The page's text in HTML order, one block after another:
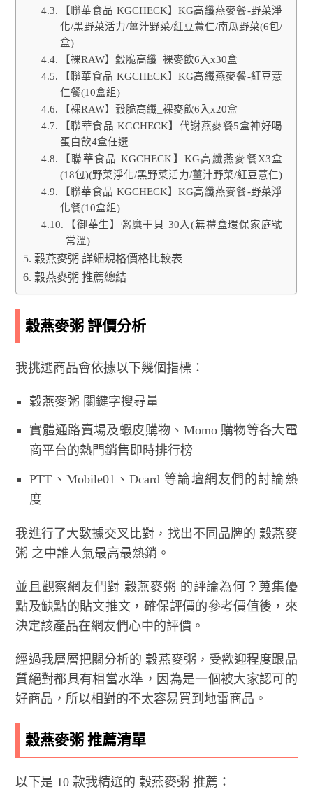
【聯華食品 KGCHECK】KG高纖燕麥餐-野菜淨
化/黑野菜活力/薑汁野菜/紅豆薏仁/南瓜野菜(6包/
盒)
【裸RAW】穀脆高纖_裸麥飲6入x30盒
【聯華食品 KGCHECK】KG高纖燕麥餐-紅豆薏
仁餐(10盒組)
【裸RAW】穀脆高纖_裸麥飲6入x20盒
【聯華食品 KGCHECK】代謝燕麥餐5盒神好喝
蛋白飲4盒任選
【聯華食品 KGCHECK】KG高纖燕麥餐X3盒
(18包)(野菜淨化/黑野菜活力/薑汁野菜/紅豆薏仁)
【聯華食品 KGCHECK】KG高纖燕麥餐-野菜淨
化餐(10盒組)
【御華生】粥糜干貝 30入(無禮盒環保家庭號
常溫)
穀燕麥粥 詳細規格價格比較表
穀燕麥粥 推薦總結
穀燕麥粥 評價分析
我挑選商品會依據以下幾個指標：
穀燕麥粥 關鍵字搜尋量
實體通路賣場及蝦皮購物、Momo 購物等各大電
商平台的熱門銷售即時排行榜
PTT、Mobile01、Dcard 等論壇網友們的討論熱
度
我進行了大數據交叉比對，找出不同品牌的 穀燕麥
粥 之中誰人氣最高最熱銷。
並且觀察網友們對 穀燕麥粥 的評論為何？蒐集優
點及缺點的貼文推文，確保評價的參考價值後，來
決定該產品在網友們心中的評價。
經過我層層把關分析的 穀燕麥粥，受歡迎程度跟品
質絕對都具有相當水準，因為是一個被大家認可的
好商品，所以相對的不太容易買到地雷商品。
穀燕麥粥 推薦清單
以下是 10 款我精選的 穀燕麥粥 推薦：